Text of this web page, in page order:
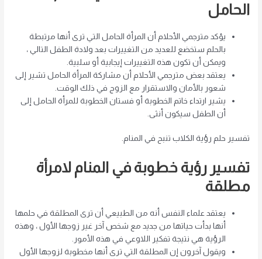
الحامل
يؤكد مترجمي الأحلام أن المرأة الحامل التي ترى أنها مرتبطة
بالحلم ستخضع للعديد من التغييرات بعد ولادة الطفل التالي ،
ويمكن أن تكون هذه التغييرات إيجابية أو سلبية.
يعتقد بعض مترجمي الأحلام أن مشاركة المرأة الحامل تشير إلى
شعور بالأمان والاستقرار مع الزوج في ذلك الوقت.
يشير ارتداء خاتم الخطوبة أو فستان الخطوبة للمرأة الحامل إلى
أن الطفل سيكون أنثى.
تفسير حلم رؤية الكلاب تنبح في المنام.
تفسير رؤية خطوبة في المنام لامرأة
مطلقة
يعتقد علماء النفس أنه من الطبيعي أن ترى المطلقة في حلمها
أنها بدأت حياتها من جديد مع شخص آخر غير زوجها الأول ، وهذه
الرؤية هي نتيجة تفكير اللاوعي في هذه الأمور.
ويقول آخرون إن المطلقة التي ترى أنها مخطوبة لزوجها الأول